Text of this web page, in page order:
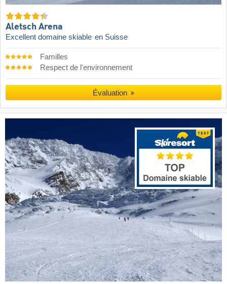
Aletsch Arena
Excellent domaine skiable en Suisse
Familles
Respect de l'environnement
Évaluation